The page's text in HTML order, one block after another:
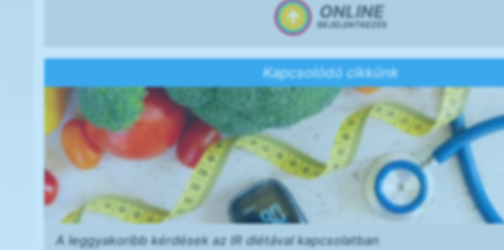
ONLINE
BEJELENTKEZÉS
Kapcsolódó cikkünk
A leggyakoribb kérdések az IR diétával kapcsolatban